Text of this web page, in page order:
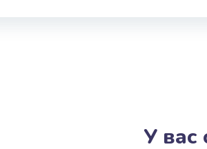
У вас